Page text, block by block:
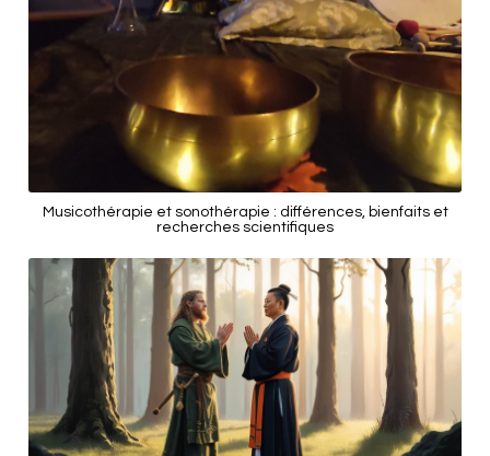
Musicothérapie et sonothérapie : différences, bienfaits et
recherches scientifiques